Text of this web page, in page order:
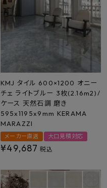
KMJ タイル 600×1200 オニー
チェ ライトブルー 3枚(2.16m2)/
ケース 天然石調 磨き
595x1195x9mm KERAMA
MARAZZI
メーカー直送 大口見積対応
¥49,687 税込